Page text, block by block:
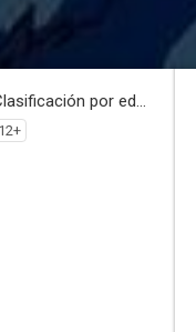
Clasificación por edades
12+